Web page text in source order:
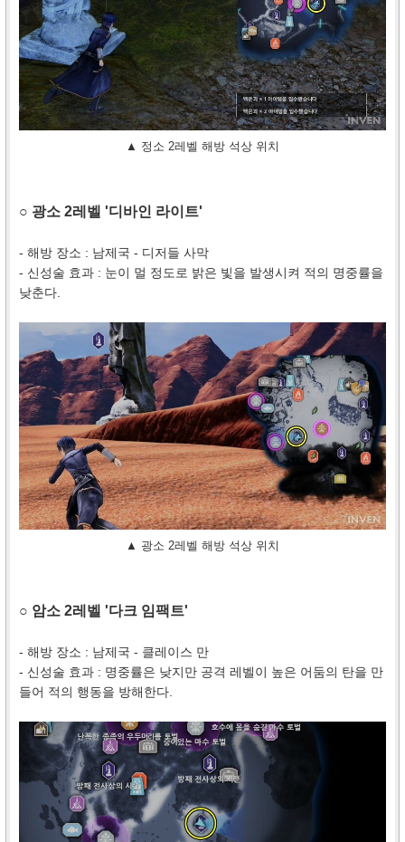
▲ 정소 2레벨 해방 석상 위치
○ 광소 2레벨 '디바인 라이트'
- 해방 장소 : 남제국 - 디저들 사막
- 신성술 효과 : 눈이 멀 정도로 밝은 빛을 발생시켜 적의 명중률을
낮춘다.
▲ 광소 2레벨 해방 석상 위치
○ 암소 2레벨 '다크 임팩트'
- 해방 장소 : 남제국 - 클레이스 만
- 신성술 효과 : 명중률은 낮지만 공격 레벨이 높은 어둠의 탄을 만
들어 적의 행동을 방해한다.